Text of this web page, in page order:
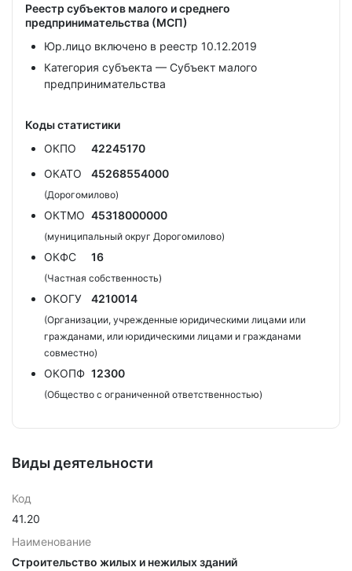
Реестр субъектов малого и среднего
предпринимательства (МСП)
Юр.лицо включено в реестр 10.12.2019
Категория субъекта — Субъект малого
предпринимательства
Коды статистики
ОКПО
42245170
ОКАТО
45268554000
(Дорогомилово)
ОКТМО 45318000000
(муниципальный округ Дорогомилово)
ОКФС 16
(Частная собственность)
ОКОГУ 4210014
(Организации, учрежденные юридическими лицами или
гражданами, или юридическими лицами и гражданами
совместно)
ОКОПФ 12300
(Общество с ограниченной ответственностью)
Виды деятельности
Код
41.20
Наименование
Строительство жилых и нежилых зданий